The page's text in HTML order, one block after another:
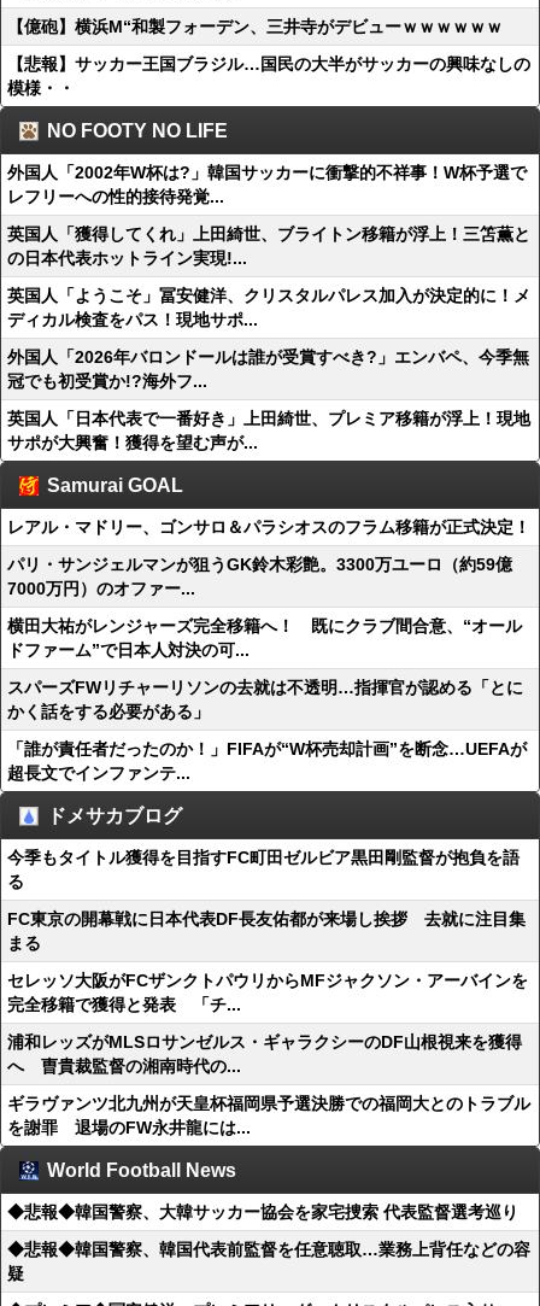
【億砲】横浜M“和製フォーデン、三井寺がデビューｗｗｗｗｗｗ
【悲報】サッカー王国ブラジル…国民の大半がサッカーの興味なしの
模様・・
NO FOOTY NO LIFE
外国人「2002年W杯は?」韓国サッカーに衝撃的不祥事！W杯予選で
レフリーへの性的接待発覚...
英国人「獲得してくれ」上田綺世、ブライトン移籍が浮上！三笘薫と
の日本代表ホットライン実現!...
英国人「ようこそ」冨安健洋、クリスタルパレス加入が決定的に！メ
ディカル検査をパス！現地サポ...
外国人「2026年バロンドールは誰が受賞すべき?」エンバペ、今季無
冠でも初受賞か!?海外フ...
英国人「日本代表で一番好き」上田綺世、プレミア移籍が浮上！現地
サポが大興奮！獲得を望む声が...
Samurai GOAL
レアル・マドリー、ゴンサロ＆パラシオスのフラム移籍が正式決定！
パリ・サンジェルマンが狙うGK鈴木彩艶。3300万ユーロ（約59億
7000万円）のオファー...
横田大祐がレンジャーズ完全移籍へ！ 既にクラブ間合意、“オール
ドファーム”で日本人対決の可...
スパーズFWリチャーリソンの去就は不透明…指揮官が認める「とに
かく話をする必要がある」
「誰が責任者だったのか！」FIFAが“W杯売却計画”を断念…UEFAが
超長文でインファンテ...
ドメサカブログ
今季もタイトル獲得を目指すFC町田ゼルビア黒田剛監督が抱負を語
る
FC東京の開幕戦に日本代表DF長友佑都が来場し挨拶 去就に注目集
まる
セレッソ大阪がFCザンクトパウリからMFジャクソン・アーバインを
完全移籍で獲得と発表 「チ...
浦和レッズがMLSロサンゼルス・ギャラクシーのDF山根視来を獲得
へ 曺貴裁監督の湘南時代の...
ギラヴァンツ北九州が天皇杯福岡県予選決勝での福岡大とのトラブル
を謝罪 退場のFW永井龍には...
World Football News
◆悲報◆韓国警察、大韓サッカー協会を家宅捜索 代表監督選考巡り
◆悲報◆韓国警察、韓国代表前監督を任意聴取…業務上背任などの容
疑